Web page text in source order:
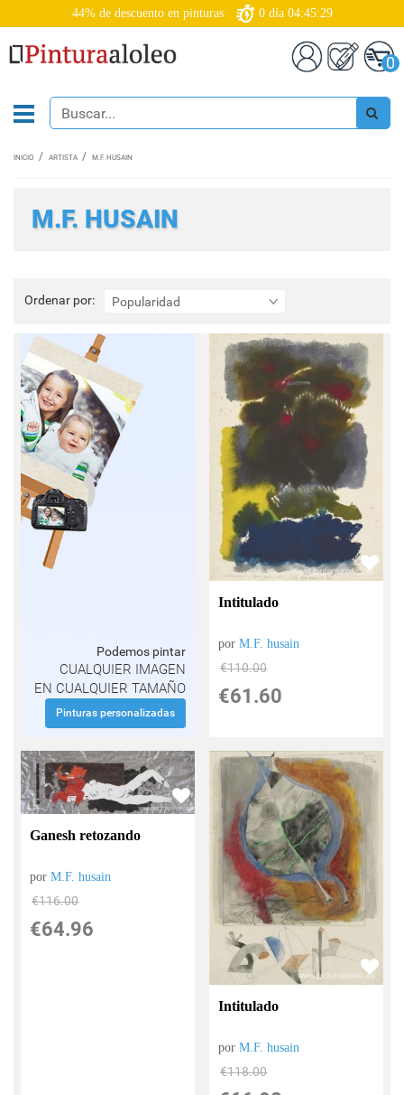
44% de descuento en pinturas 0 día 04:45:27
0
INICIO ARTISTA M.F. HUSAIN
M.F. HUSAIN
Ordenar por: Popularidad
Ordenar
por:
Podemos pintar
CUALQUIER IMAGEN
EN CUALQUIER TAMAÑO
Pinturas personalizadas
Intitulado
porM.F. husain
€110.00
€61.60
Ganesh retozando
porM.F. husain
€116.00
€64.96
Intitulado
porM.F. husain
€118.00